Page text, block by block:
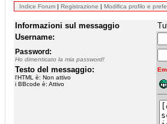
Indice Forum | Registrazione | Modifica profilo e
Informazioni sul messaggio
Username:
Password:
Ho dimenticato la mia password!
Testo del messaggio:
l'HTML è: Non attivo
i BBcode è: Attivo